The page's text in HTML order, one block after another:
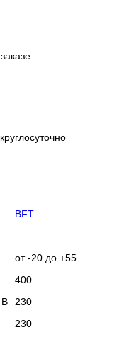
BFT
от -20 до +55
400
В
230
230